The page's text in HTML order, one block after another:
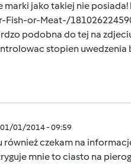
marki jako takiej nie posiada!
Fish-or-Meat-/
podobna do tej na
stopien uwedzenia
01/01/2014 - 09:59
również czekam na
mnie to ciasto na